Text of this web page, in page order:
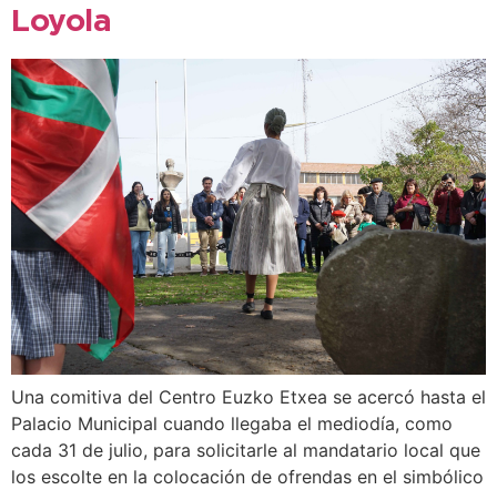
Loyola
Una comitiva del Centro Euzko Etxea se acercó hasta el
Palacio Municipal cuando llegaba el mediodía, como
cada 31 de julio, para solicitarle al mandatario local que
los escolte en la colocación de ofrendas en el simbólico